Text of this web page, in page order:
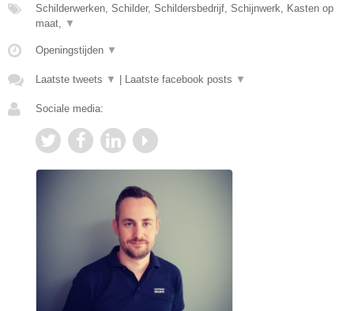
Schilderwerken, Schilder, Schildersbedrijf, Schijnwerk, Kasten op
maat, ▼
Openingstijden ▼
Laatste tweets ▼ Laatste facebook posts ▼
Sociale media: